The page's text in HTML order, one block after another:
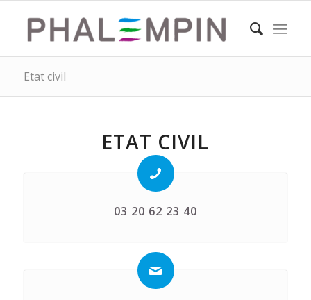
Etat civil
ETAT CIVIL
03 20 62 23 40